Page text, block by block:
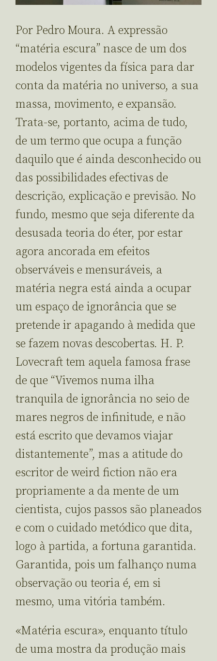
Por Pedro Moura. A expressão
“matéria escura” nasce de um dos
modelos vigentes da física para dar
conta da matéria no universo, a sua
massa, movimento, e expansão.
Trata-se, portanto, acima de tudo,
de um termo que ocupa a função
daquilo que é ainda desconhecido ou
das possibilidades efectivas de
descrição, explicação e previsão. No
fundo, mesmo que seja diferente da
desusada teoria do éter, por estar
agora ancorada em efeitos
observáveis e mensuráveis, a
matéria negra está ainda a ocupar
um espaço de ignorância que se
pretende ir apagando à medida que
se fazem novas descobertas. H. P.
Lovecraft tem aquela famosa frase
de que “Vivemos numa ilha
tranquila de ignorância no seio de
mares negros de infinitude, e não
está escrito que devamos viajar
distantemente”, mas a atitude do
escritor de weird fiction não era
propriamente a da mente de um
cientista, cujos passos são planeados
e com o cuidado metódico que dita,
logo à partida, a fortuna garantida.
Garantida, pois um falhanço numa
observação ou teoria é, em si
mesmo, uma vitória também.
«Matéria escura», enquanto título
de uma mostra da produção mais